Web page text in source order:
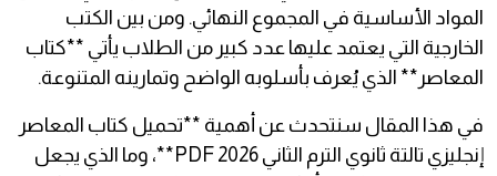
المواد الأساسية في المجموع النهائي. ومن بين الكتب
الخارجية التي يعتمد عليها عدد كبير من الطلاب يأتي **كتاب
المعاصر** الذي يُعرف بأسلوبه الواضح وتمارينه المتنوعة.
في هذا المقال سنتحدث عن أهمية **تحميل كتاب المعاصر
إنجليزي تالتة ثانوي الترم الثاني 2026 PDF**، وما الذي يجعل